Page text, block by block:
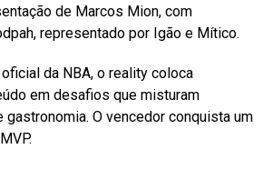
de Marcos Mion, com
representado por Igão e Mítico.
da NBA, o reality coloca
em desafios que misturam
gastronomia. O vencedor conquista um